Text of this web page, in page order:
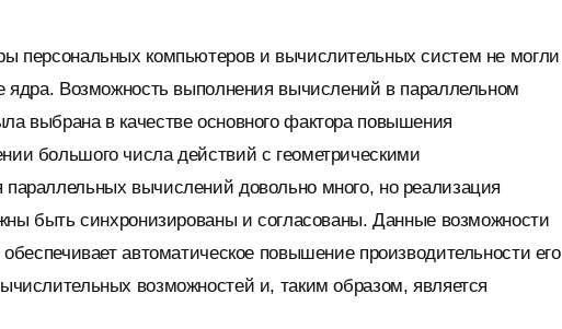
персональных компьютеров и вычислительных систем не могли
ядра. Возможность выполнения вычислений в параллельном
выбрана в качестве основного фактора повышения
большого числа действий с геометрическими
вычислений довольно много, но реализация
быть синхронизированы и согласованы. Данные возможности
автоматическое повышение производительности его
возможностей и, таким образом, является